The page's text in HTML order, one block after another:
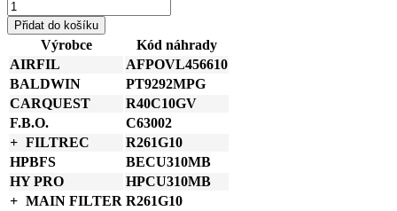
P171672
Donaldson
Hydraulický
vložka
množství
Přidat do košíku
Výrobce
Kód náhrady
AIRFIL
AFPOVL456610
BALDWIN
PT9292MPG
CARQUEST
R40C10GV
F.B.O.
C63002
FILTREC
R261G10
HPBFS
BECU310MB
HY PRO
HPCU310MB
MAIN FILTER R261G10